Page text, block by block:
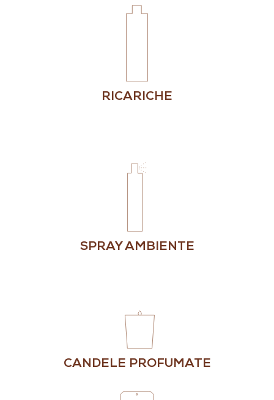
RICARICHE
SPRAY AMBIENTE
CANDELE PROFUMATE